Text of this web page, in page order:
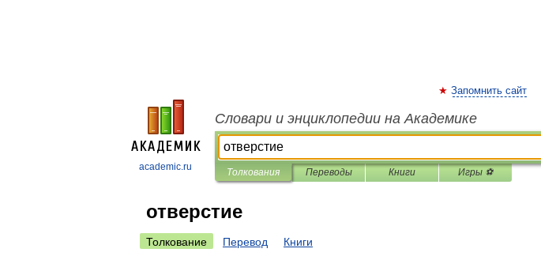
academic.ru
Запомнить сайт
Словари и энциклопедии на Академике
Толкования Переводы Книги Игры ⚽
отверстие
Толкование Перевод Книги